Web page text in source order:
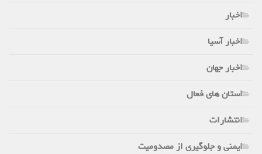
اخبار
اخبار آسیا
اخبار جهان
استان های فعال
انتشارات
ایمنی و جلوگیری از مصدومیت